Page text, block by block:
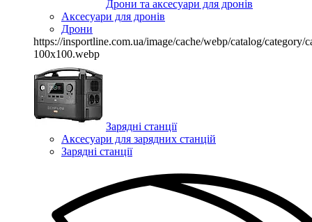
Дрони та аксесуари для дронів
Аксесуари для дронів
Дрони
https://insportline.com.ua/image/cache/webp/catalog/category/
100x100.webp
Зарядні станції
Аксесуари для зарядних станцій
Зарядні станції